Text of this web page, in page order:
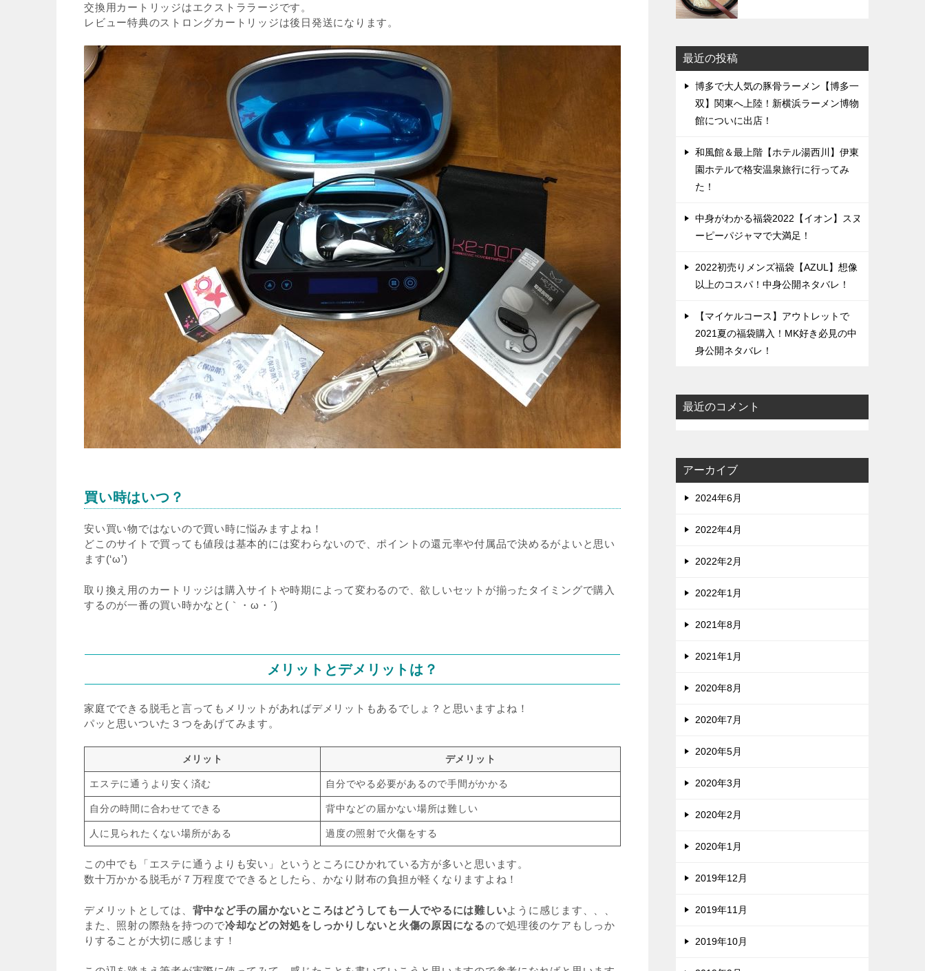
交換用カートリッジはエクストララージです。
レビュー特典のストロングカートリッジは後日発送になります。
買い時はいつ？
安い買い物ではないので買い時に悩みますよね！
どこのサイトで買っても値段は基本的には変わらないので、ポイントの還元率や付属品で決めるがよいと思い
ます(‘ω’)
取り換え用のカートリッジは購入サイトや時期によって変わるので、欲しいセットが揃ったタイミングで購入
するのが一番の買い時かなと(｀・ω・´)
メリットとデメリットは？
家庭でできる脱毛と言ってもメリットがあればデメリットもあるでしょ？と思いますよね！
パッと思いついた３つをあげてみます。
メリット デメリット
エステに通うより安く済む 自分でやる必要があるので手間がかかる
自分の時間に合わせてできる 背中などの届かない場所は難しい
人に見られたくない場所がある 過度の照射で火傷をする
この中でも「エステに通うよりも安い」というところにひかれている方が多いと思います。
数十万かかる脱毛が７万程度でできるとしたら、かなり財布の負担が軽くなりますよね！
デメリットとしては、 背中など手の届かないところはどうしても一人でやるには難しいように感じます、、、
また、照射の際熱を持つので冷却などの対処をしっかりしないと火傷の原因になるので処理後のケアもしっか
りすることが大切に感じます！
最近の投稿
博多で大人気の豚骨ラーメン【博多一
双】関東へ上陸！新横浜ラーメン博物
館についに出店！
和風館＆最上階【ホテル湯西川】伊東
園ホテルで格安温泉旅行に行ってみ
た！
中身がわかる福袋2022【イオン】スヌ
ーピーパジャマで大満足！
2022初売りメンズ福袋【AZUL】想像
以上のコスパ！中身公開ネタバレ！
【マイケルコース】アウトレットで
2021夏の福袋購入！MK好き必見の中
身公開ネタバレ！
最近のコメント
アーカイブ
2024年6月
2022年4月
2022年2月
2022年1月
2021年8月
2021年1月
2020年8月
2020年7月
2020年5月
2020年3月
2020年2月
2020年1月
2019年12月
2019年11月
2019年10月